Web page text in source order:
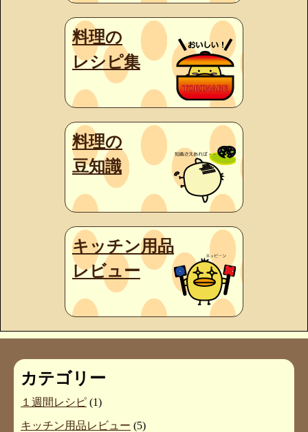
料理の
レシピ集
料理の
豆知識
キッチン用品
レビュー
カテゴリー
１週間レシピ (1)
キッチン用品レビュー (5)